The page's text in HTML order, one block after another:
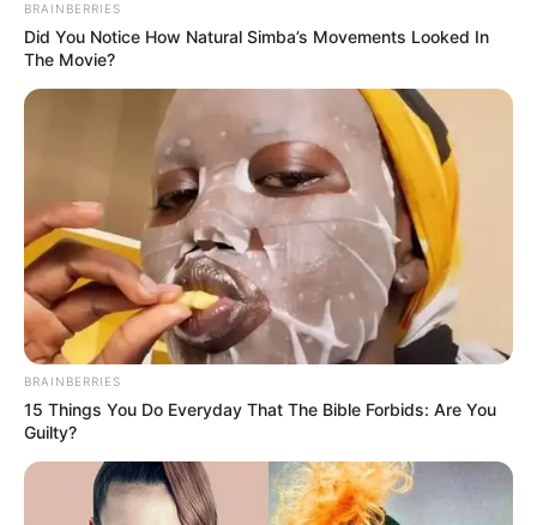
BRAINBERRIES
Did You Notice How Natural Simba’s Movements Looked In
The Movie?
BRAINBERRIES
15 Things You Do Everyday That The Bible Forbids: Are You
Guilty?